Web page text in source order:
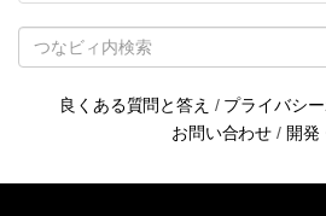
良くある質問と答え / プライバシ
お問い合わせ / 開発